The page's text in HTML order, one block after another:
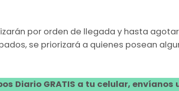
por orden de llegada y hasta
se priorizará a quienes posean
Diario GRATIS a tu celular, envíanos